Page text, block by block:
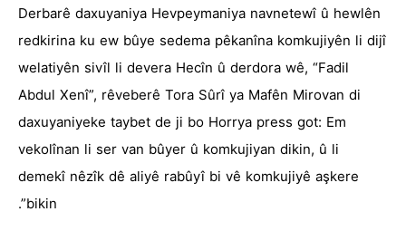
Derbarê daxuyaniya Hevpeymaniya navnetewî û hewlên
redkirina ku ew bûye sedema pêkanîna komkujiyên li dijî
welatiyên sivîl li devera Hecîn û derdora wê, “Fadil
Abdul Xenî”, rêveberê Tora Sûrî ya Mafên Mirovan di
daxuyaniyeke taybet de ji bo Horrya press got: Em
vekolînan li ser van bûyer û komkujiyan dikin, û li
demekî nêzîk dê aliyê rabûyî bi vê komkujiyê aşkere
bikin”.